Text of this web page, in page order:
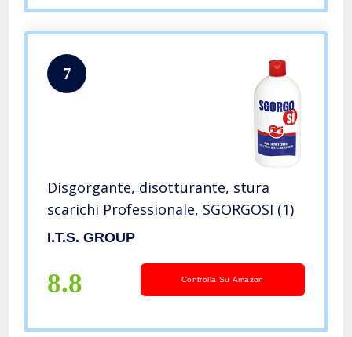
7
Disgorgante, disotturante, stura
scarichi Professionale, SGORGOSI (1)
I.T.S. GROUP
8.8 Controlla Su Amazon